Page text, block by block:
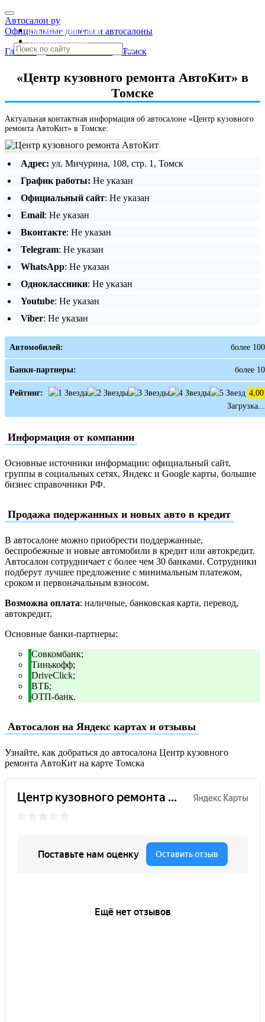
Автосалон ру
Официальные дилеры и автосалоны
Автосалоны Lada
Выбрать город
Главная » Томская область Томск
«Центр кузовного ремонта АвтоКит» в
Томске
Актуальная контактная информация об автосалоне «Центр кузовного
ремонта АвтоКит» в Томске:
Адрес: ул. Мичурина, 108, стр. 1, Томск
График работы: Не указан
Официальный сайт: Не указан
Email: Не указан
Вконтакте: Не указан
Telegram: Не указан
WhatsApp: Не указан
Одноклассники: Не указан
Youtube: Не указан
Viber: Не указан
Автомобилей: более 100
Банки-партнеры: более 10
Рейтинг:
4,00
Загрузка...
Информация от компании
Основные источники информации: официальный сайт,
группы в социальных сетях, Яндекс и Google карты, большие
бизнес справочники РФ.
Продажа подержанных и новых авто в кредит
В автосалоне можно приобрести поддержанные,
беспробежные и новые автомобили в кредит или автокредит.
Автосалон сотрудничает с более чем 30 банками. Сотрудники
подберут лучшее предложение с минимальным платежом,
сроком и первоначальным взносом.
Возможна оплата: наличные, банковская карта, перевод,
автокредит.
Основные банки-партнеры:
Совкомбанк;
Тинькофф;
DriveClick;
ВТБ;
ОТП-банк.
Автосалон на Яндекс картах и отзывы
Узнайте, как добраться до автосалона Центр кузовного
ремонта АвтоКит на карте Томска